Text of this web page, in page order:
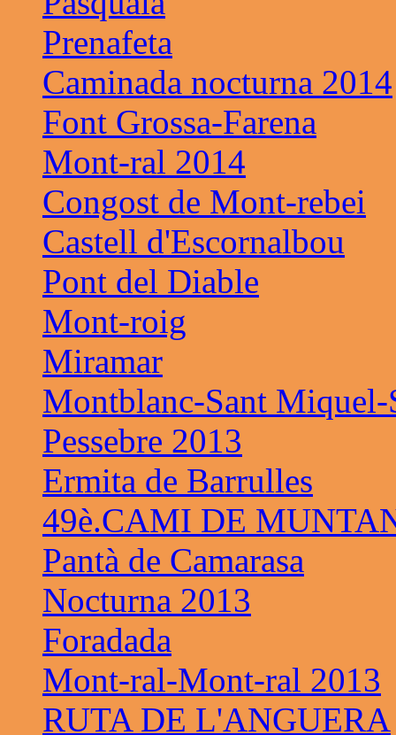
Prenafeta
Caminada nocturna 2014
Font Grossa-Farena
Mont-ral 2014
Congost de Mont-rebei
Castell d'Escornalbou
Pont del Diable
Mont-roig
Miramar
Montblanc-Sant
Pessebre 2013
Ermita de Barrulles
49è.CAMI DE
Pantà de Camarasa
Nocturna 2013
Foradada
Mont-ral-Mont-ral 2013
RUTA DE L'ANGUERA